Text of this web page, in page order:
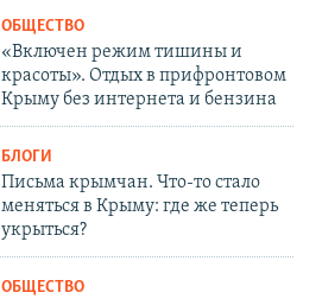
ОБЩЕСТВО
«Включен режим тишины и
красоты». Отдых в прифронтовом
Крыму без интернета и бензина
БЛОГИ
Письма крымчан. Что-то стало
меняться в Крыму: где же теперь
укрыться?
ОБЩЕСТВО